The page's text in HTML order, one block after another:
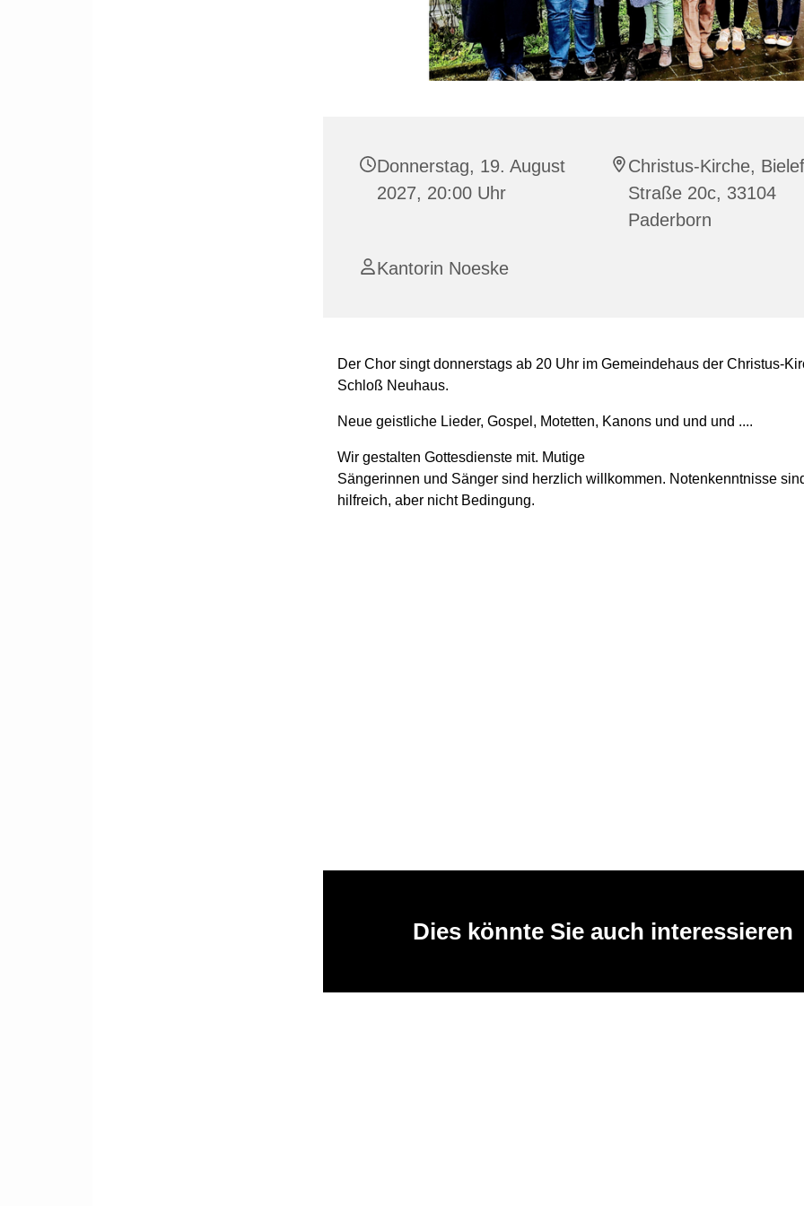
Donnerstag, 19. August
2027, 20:00 Uhr
Christus-Kirche,
Straße 20c, 33104
Paderborn
Kantorin Noeske
Der Chor singt donnerstags ab 20 Uhr im Gemeindehaus der Christus-
Schloß Neuhaus.
Neue geistliche Lieder, Gospel, Motetten, Kanons und und und ....
Wir gestalten Gottesdienste mit. Mutige
Sängerinnen und Sänger sind herzlich willkommen. Notenkenntnisse
hilfreich, aber nicht Bedingung.
Dies könnte Sie auch interessieren